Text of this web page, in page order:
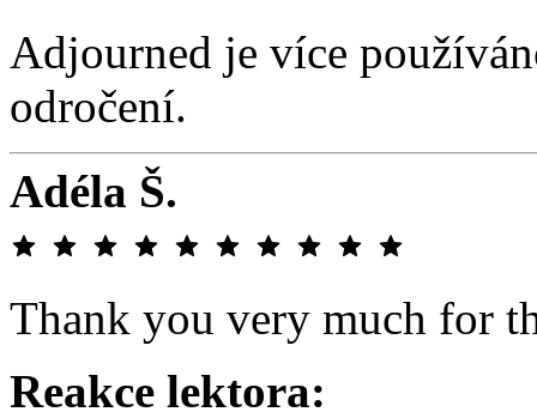
Adjourned je více
odročení.
Adéla Š.
Thank you very much for
Reakce lektora: